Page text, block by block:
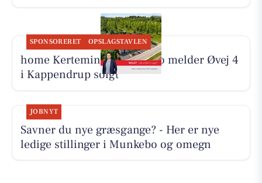
SPONSORERET OPSLAGSTAVLEN
home Kerteminde-Munkebo melder Øvej 4
i Kappendrup solgt
JOBNYT
Savner du nye græsgange? - Her er nye
ledige stillinger i Munkebo og omegn